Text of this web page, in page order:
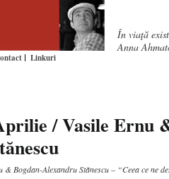
Linkuri
În viaţă
Anna
/ Vasile Ernu
Bogdan-Alexandru Stănescu – “Ceea ce ne